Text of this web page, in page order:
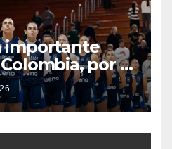
importante
por el
de básquet